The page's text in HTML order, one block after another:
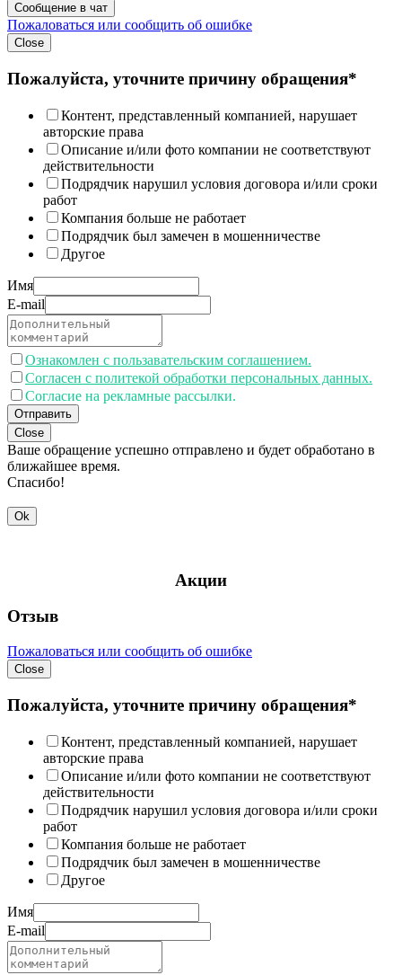
Сообщение в чат
Пожаловаться или сообщить об ошибке
Close
Пожалуйста, уточните причину обращения*
Контент, представленный компанией, нарушает
авторские права
Описание и/или фото компании не соответствуют
действительности
Подрядчик нарушил условия договора и/или сроки
работ
Компания больше не работает
Подрядчик был замечен в мошенничестве
Другое
Имя
E-mail
Ознакомлен с пользавательским соглашением.
Согласен с политекой обработки персональных данных.
Согласие на рекламные рассылки.
Отправить
Close
Ваше обращение успешно отправлено и будет обработано в
ближайшее время.
Спасибо!
Ok
Акции
Отзыв
Пожаловаться или сообщить об ошибке
Close
Пожалуйста, уточните причину обращения*
Контент, представленный компанией, нарушает
авторские права
Описание и/или фото компании не соответствуют
действительности
Подрядчик нарушил условия договора и/или сроки
работ
Компания больше не работает
Подрядчик был замечен в мошенничестве
Другое
Имя
E-mail